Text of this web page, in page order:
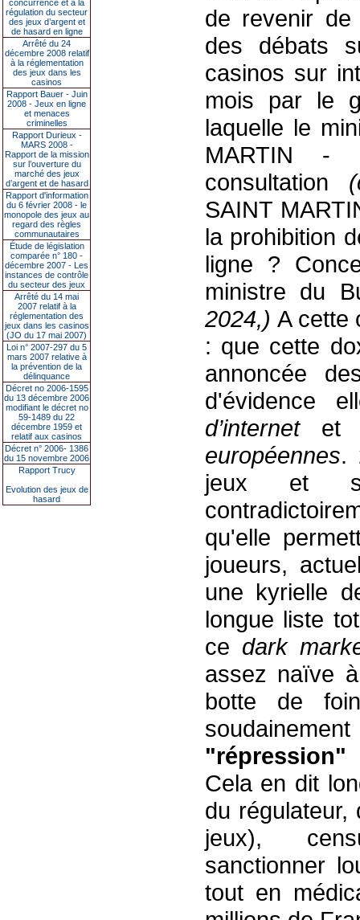
concurrence et à la
régulation du secteur
des jeux d’argent et
de hasard en ligne
Arrêté du 24
décembre 2008 relatif
à la réglementation
des jeux dans les
casinos
Rapport Bauer - Juin
2008 - Jeux en ligne
et menaces
criminelles
Rapport Durieux -
MARS 2008 -
Rapport de la mission
sur l’ouverture du
marché des jeux
d’argent et de hasard
Rapport d'information
du 6 février 2008 - le
monopole des jeux au
regard des règles
communautaires
Étude de législation
comparée n° 180 -
décembre 2007 - Les
instances de contrôle
du secteur des jeux
Arrêté du 14 mai
2007 relatif à la
réglementation des
jeux dans les casinos
(JO du 17 mai 2007)
Loi n° 2007-297 du 5
mars 2007 relative à
la prévention de la
délinquance
Décret no 2006-1595
du 13 décembre 2006
modifiant le décret no
59-1489 du 22
décembre 1959 et
relatif aux casinos
Décret n° 2006- 1386
du 15 novembre 2006
Rapport Trucy
Evolution des jeux de
hasard
de revenir de
des débats
casinos sur
mois par le
laquelle le
MARTIN -
consultation
SAINT
la prohibition
ligne ?
ministre du
2024,) A cette
: que cette
annoncée
d'évidence
d’internetet
européennes.
jeux et sa
qu'elle
joueurs,
une kyrielle
longue liste
ce dark
assez naïve
botte de foin
"répression"
Cela en dit
du régulateur,
jeux),
sanctionner
tout en